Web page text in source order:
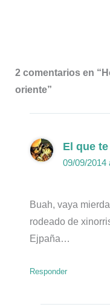
2 comentarios en
oriente”
El que
09/09/2014
Buah, vaya
rodeado de
Ejpaña…
Responder